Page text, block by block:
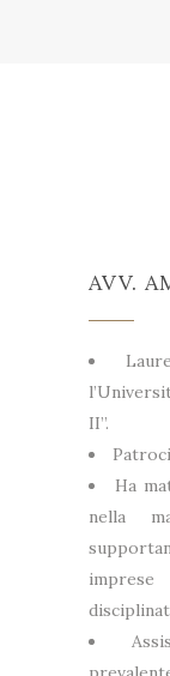
AVV.
II”.
Ha
nella